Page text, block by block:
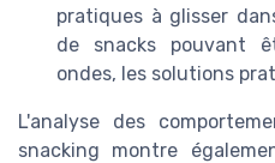
pratiques à glisser
de snacks pouvant
ondes, les solutions
L'analyse des
snacking montre